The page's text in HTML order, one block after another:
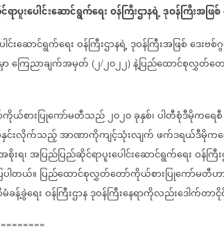
ာပူးပေါင်းဆောင်ရွက်ရေးဝန်ကြီးဌာနရဲ့ဒုဝန်ကြီးအဖြစ်
င်းဆောင်ရွက်ရေးဝန်ကြီးဌာနရဲ့ဒုဝန်ကြီးအဖြစ်ဒေးဗ
ကြေညာချက်အမှတ် (၂/၂၀၂၂) နဲ့ပြည်ထောင်စုလွှတ်တ
ယ်စားပြုကော်မတီသည်၂၀၂၀ခုနှစ်၊ပါတီစုံဒီမိုကရေစီ
င်းလိုက်သည့်အာဏာကိုကျင့်သုံးလျက်ဖက်ဒရယ်ဒီမိုက
းရ၊အပြည်ပြည်ဆိုင်ရာပူးပေါင်းဆောင်ရွက်ရေးဝန်ကြီ
ါတယ်။ ပြည်ထောင်စုလွှတ်တော်ကိုယ်စားပြုကော်မတီဟ
ခန့်ခွဲရေးဝန်ကြီးဌာနဒုဝန်ကြီးနေရာကိုလည်းဒေါက်တာ